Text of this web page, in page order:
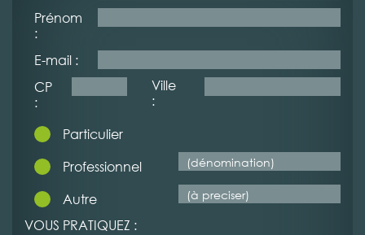
Prénom
:
E-mail :
CP
:
Ville
:
Particulier
Professionnel
Autre
VOUS PRATIQUEZ :